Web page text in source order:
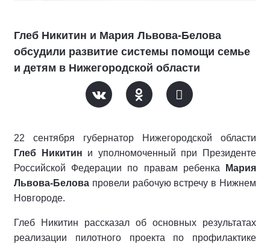
Глеб Никитин и Мария Львова-Белова
обсудили развитие системы помощи семье
и детям в Нижегородской области
22 сентября губернатор Нижегородской области
Глеб Никитин и уполномоченный при Президенте
Российской Федерации по правам ребенка
Мария
Львова-Белова провели рабочую встречу в Нижнем
Новгороде.
Глеб Никитин рассказал об основных результатах
реализации пилотного проекта по профилактике